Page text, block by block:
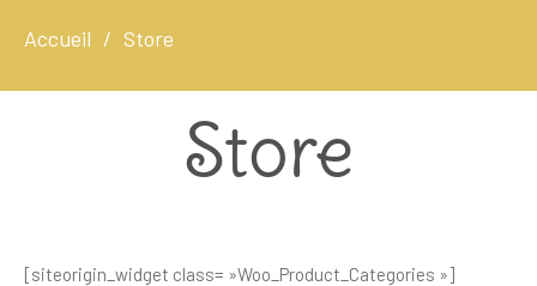
Accueil Store
Store
[siteorigin_widget class= »Woo_Product_Categories »]